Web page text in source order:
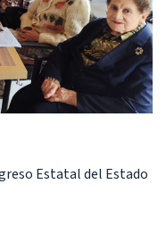
Estatal del Estado